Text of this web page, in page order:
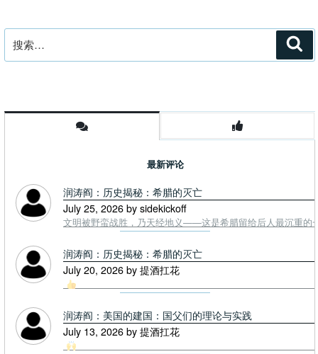
索：
最新评论
润涛阎：历史揭秘：希腊的灭亡
July 25, 2026 by sidekickoff
文明被野蛮战胜，乃天经地义——这是希腊留给后人最沉重的
润涛阎：历史揭秘：希腊的灭亡
July 20, 2026 by 提酒扛花
润涛阎：美国的建国：国父们的理论与实践
July 13, 2026 by 提酒扛花